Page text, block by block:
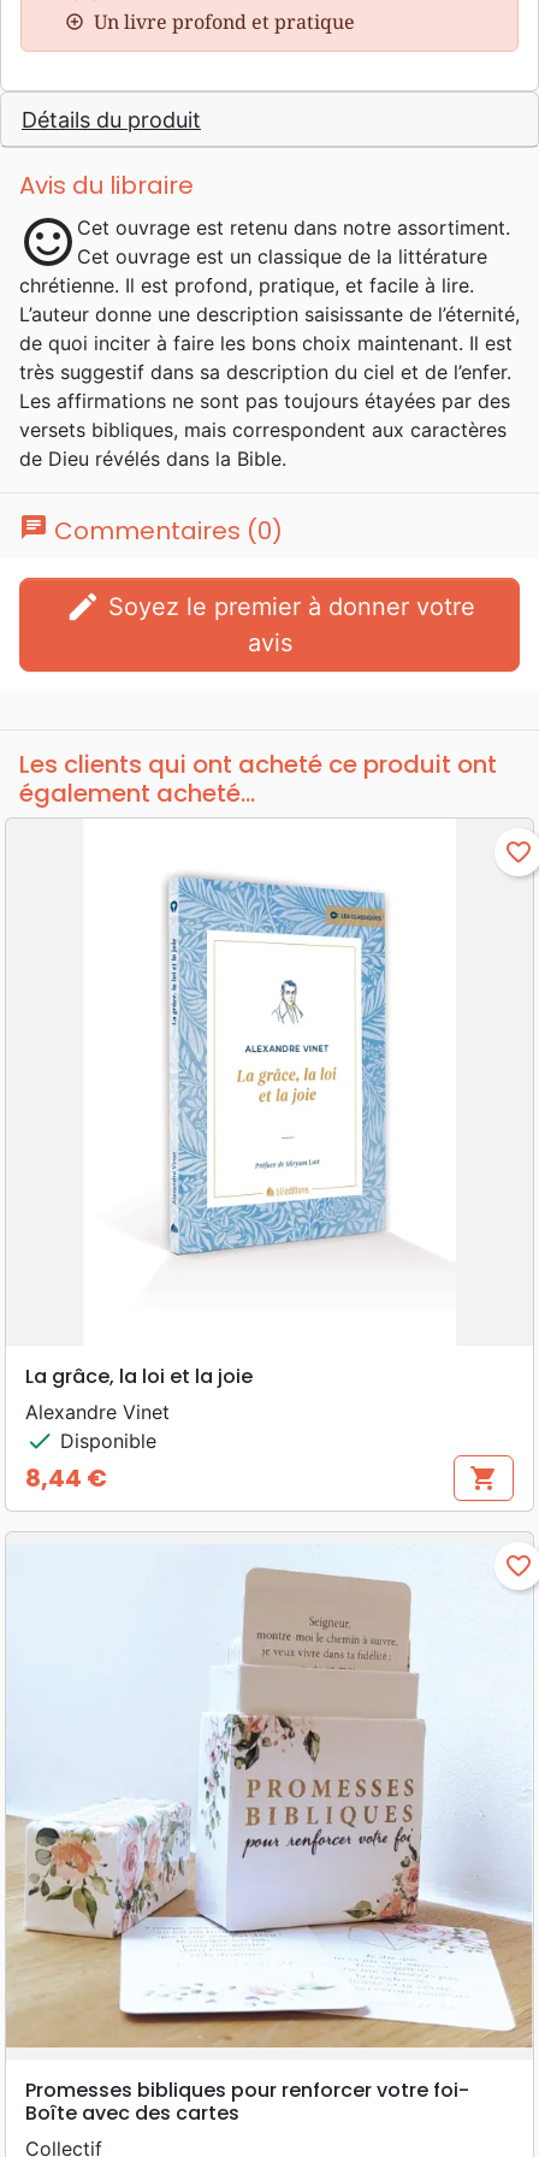
Un livre profond et pratique
Détails du produit
Avis du libraire
sentiment_satisfied Cet ouvrage est retenu dans notre assortiment.
Cet ouvrage est un classique de la littérature
chrétienne. Il est profond, pratique, et facile à lire.
L’auteur donne une description saisissante de l’éternité,
de quoi inciter à faire les bons choix maintenant. Il est
très suggestif dans sa description du ciel et de l’enfer.
Les affirmations ne sont pas toujours étayées par des
versets bibliques, mais correspondent aux caractères
de Dieu révélés dans la Bible.
chat Commentaires (0)
edit
avis
Les clients qui ont acheté ce produit ont
également acheté...
favorite_border
La grâce, la loi et la joie
Alexandre Vinet
check Disponible
Prix
8,44 € shopping_cart
favorite_border
Promesses bibliques pour renforcer votre foi-
Boîte avec des cartes
Collectif